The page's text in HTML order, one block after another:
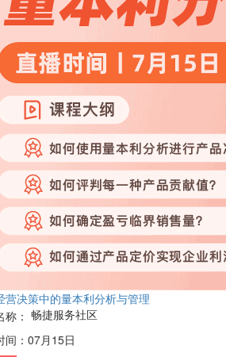
营决策中的量本利分析与管理
： 畅捷服务社区
： 07月15日